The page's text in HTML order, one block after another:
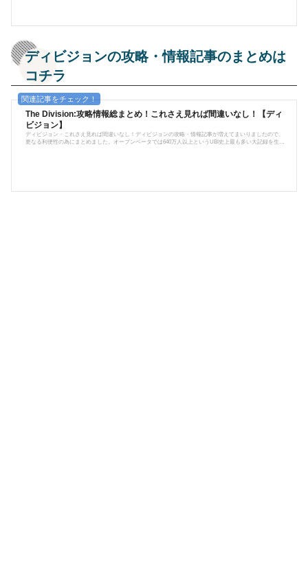
ディビジョンの攻略・情報記事のまとめは
コチラ
The Division:攻略情報総まとめ！これさえ見れば間違いなし！【ディ
ビジョン】
ディビジョン・これさえ見れば間違いなし！ディビジョンの攻略・情報記事が増えてまいりましたので、
更なる利便性の為にまとめました。オープンベータでは640万人以上というUBI史上最も多い大記録を生み